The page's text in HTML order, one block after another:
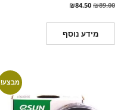
₪89.00
₪84.50
מידע נוסף
מבצע!